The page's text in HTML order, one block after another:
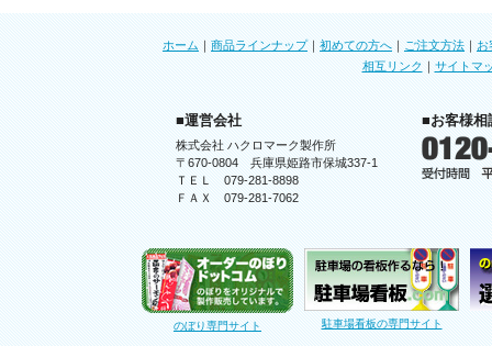
ホーム ｜ 商品ラインナップ｜ 初めての方へ ｜ ご注文方法 ｜ お
相互リンク ｜ サイトマ
■運営会社
株式会社 ハクロマーク製作所
〒670-0804 兵庫県姫路市保城337-1
ＴＥＬ 079-281-8898
ＦＡＸ 079-281-7062
■お客様相
のぼり専門サイト 駐車場看板の専門サイト